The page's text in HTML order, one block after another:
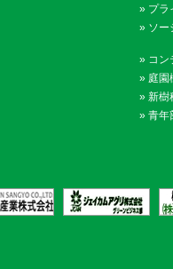
» プラ
» ソー
» コン
» 庭園
» 新樹
» 青年